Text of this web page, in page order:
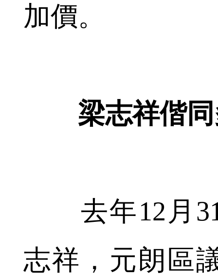
加價。
梁志祥偕同
去年12月31
志祥，元朗區